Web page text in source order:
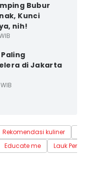
Bubur
Kunci
nih!
di Jakarta
Rekomendasi kuliner
Educate me Lauk